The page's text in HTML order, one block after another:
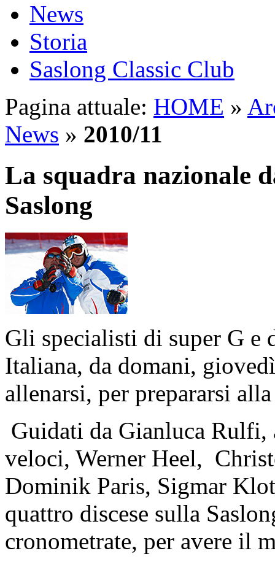
News
Storia
Saslong Classic Club
Pagina attuale: HOME »
News » 2010/11
La squadra nazionale
Saslong
Gli specialisti di super G e
Italiana, da domani,
allenarsi, per prepararsi
Guidati da Gianluca
veloci, Werner Heel,
Dominik Paris, Sigmar
quattro discese sulla
cronometrate, per avere il